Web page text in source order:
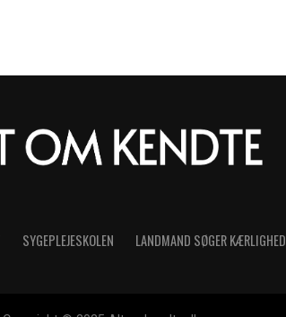
SYGEPLEJESKOLEN LANDMAND SØGER KÆRLIGHED